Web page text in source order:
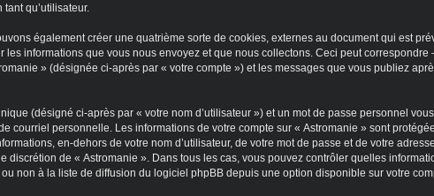
qu’utilisateur.
également créer une quatrième sorte de cookies, externes au document qui est
les informations que vous nous envoyez et que nous collectons. Ceci peut
» (désignée ci-après par « votre compte ») et les messages que vous publiez
(désigné ci-après par « votre nom d’utilisateur ») et un mot de passe personnel
courriel personnelle. Les informations de votre compte sur « Astromanie » sont
en-dehors de votre nom d’utilisateur, de votre mot de passe et de votre
discrétion de « Astromanie ». Dans tous les cas, vous pouvez contrôler quelles
non à la liste de diffusion du logiciel phpBB depuis une option disponible sur votre